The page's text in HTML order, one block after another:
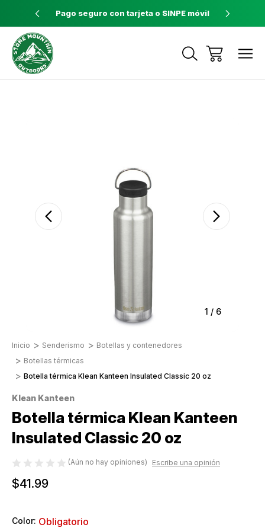
a $60 Pago seguro con tarjeta o SINPE móvil
1 / 6
Inicio Senderismo
Botellas y contenedores
Botellas térmicas
Botella térmica Klean Kanteen Insulated Classic 20 oz
Klean Kanteen
Botella térmica Klean Kanteen
Insulated Classic 20 oz
(Aún no hay opiniones) Escribe una opinión
$41.99
Color: Obligatorio